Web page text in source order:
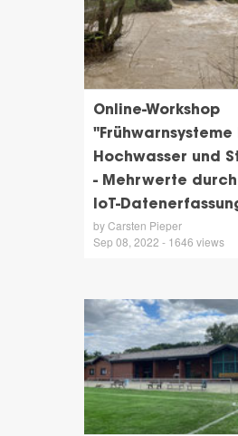
Online-Workshop
"Frühwarnsysteme
Hochwasser und
- Mehrwerte
IoT-
by Carsten Pieper
Sep 08, 2022 - 1646 views